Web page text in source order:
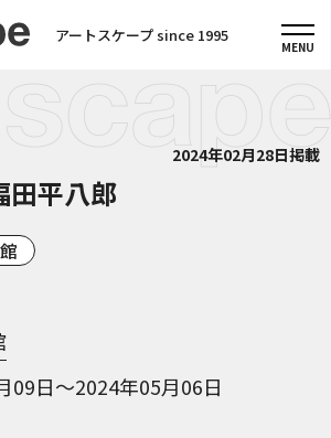
アートスケープ since 1995
2024年02月28日掲載
平八郎
09日～2024年05月06日